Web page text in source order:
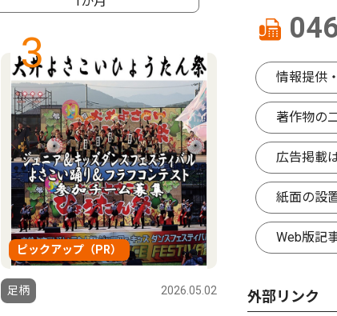
3
ピックアップ（PR）
足柄 2026.05.02
4
社会
足柄
情報提供
著作物の
広告掲載
紙面の設
Web版記
外部リンク